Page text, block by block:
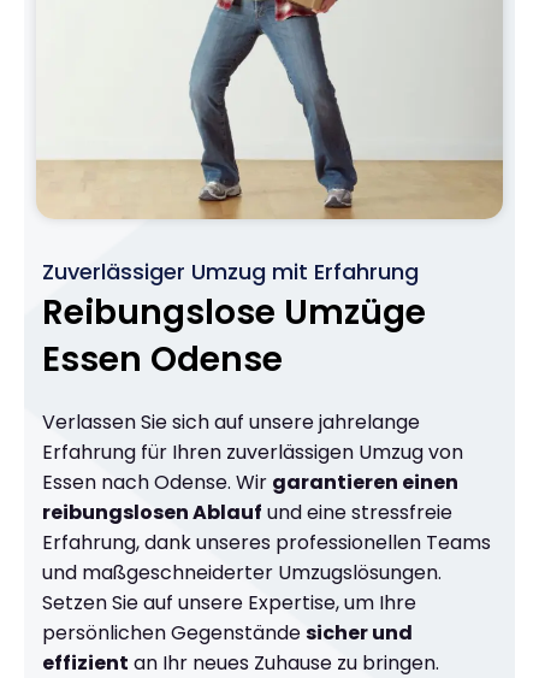
Zuverlässiger Umzug mit Erfahrung
Reibungslose Umzüge
Essen Odense
Verlassen Sie sich auf unsere jahrelange
Erfahrung für Ihren zuverlässigen Umzug von
Essen nach Odense. Wir garantieren einen
reibungslosen Ablauf und eine stressfreie
Erfahrung, dank unseres professionellen Teams
und maßgeschneiderter Umzugslösungen.
Setzen Sie auf unsere Expertise, um Ihre
persönlichen Gegenständesicher und
effizient an Ihr neues Zuhause zu bringen.